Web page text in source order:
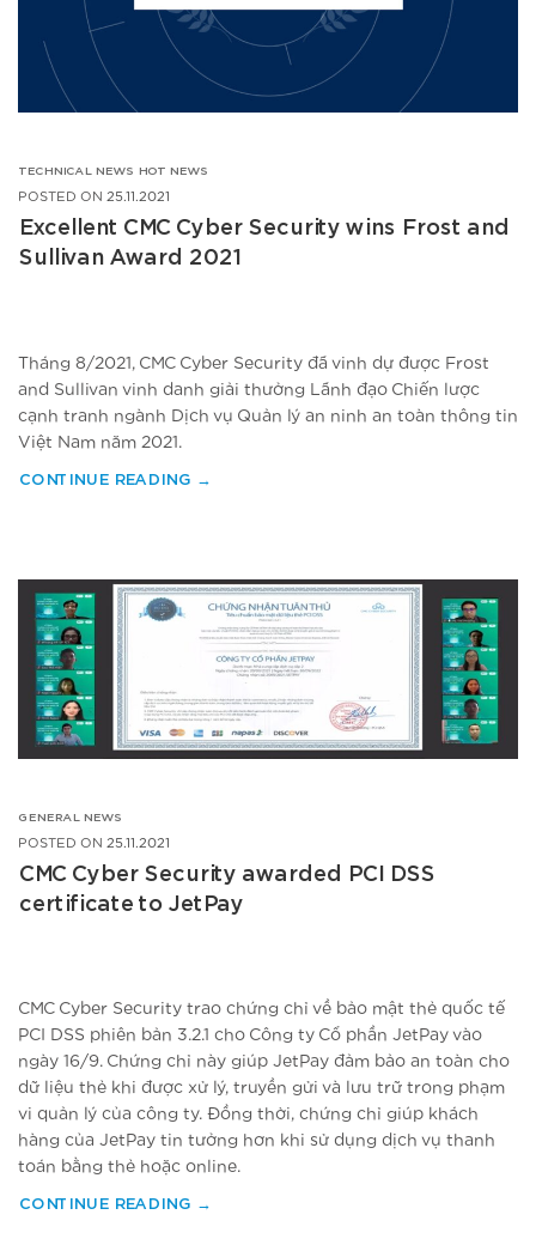
TECHNICAL NEWS HOT NEWS
POSTED ON 25.11.2021
Excellent CMC Cyber Security wins Frost and
Sullivan Award 2021
Tháng 8/2021, CMC Cyber Security đã vinh dự được Frost
and Sullivan vinh danh giải thưởng Lãnh đạo Chiến lược
cạnh tranh ngành Dịch vụ Quản lý an ninh an toàn thông tin
Việt Nam năm 2021.
CONTINUE READING →
GENERAL NEWS
POSTED ON 25.11.2021
CMC Cyber Security awarded PCI DSS
certificate to JetPay
CMC Cyber Security trao chứng chỉ về bảo mật thẻ quốc tế
PCI DSS phiên bản 3.2.1 cho Công ty Cổ phần JetPay vào
ngày 16/9. Chứng chỉ này giúp JetPay đảm bảo an toàn cho
dữ liệu thẻ khi được xử lý, truyền gửi và lưu trữ trong phạm
vi quản lý của công ty. Đồng thời, chứng chỉ giúp khách
hàng của JetPay tin tưởng hơn khi sử dụng dịch vụ thanh
toán bằng thẻ hoặc online.
CONTINUE READING →